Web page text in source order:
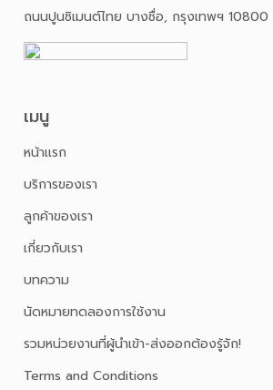
ถนนปูนซิเมนต์ไทย บางซื่อ, กรุงเทพฯ 10800
เมนู
หน้าเเรก
บริการของเรา
ลูกค้าของเรา
เกี่ยวกับเรา
บทความ
นัดหมายทดลองการใช้งาน
รวมหน่วยงานที่ผู้นำเข้า-ส่งออกต้องรู้จัก!
Terms and Conditions